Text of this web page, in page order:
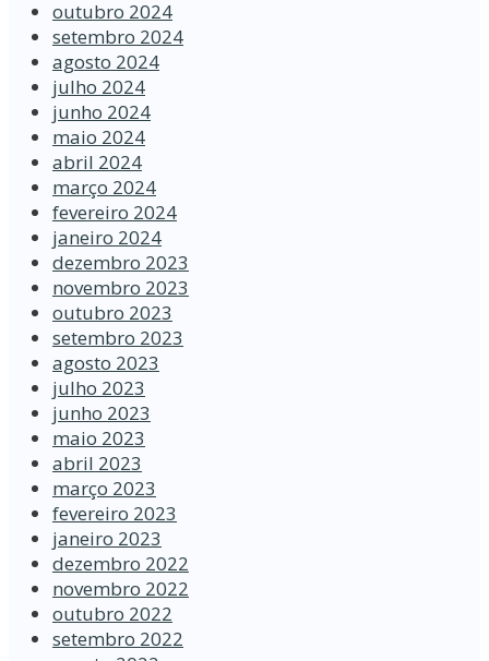
outubro 2024
setembro 2024
agosto 2024
julho 2024
junho 2024
maio 2024
abril 2024
março 2024
fevereiro 2024
janeiro 2024
dezembro 2023
novembro 2023
outubro 2023
setembro 2023
agosto 2023
julho 2023
junho 2023
maio 2023
abril 2023
março 2023
fevereiro 2023
janeiro 2023
dezembro 2022
novembro 2022
outubro 2022
setembro 2022